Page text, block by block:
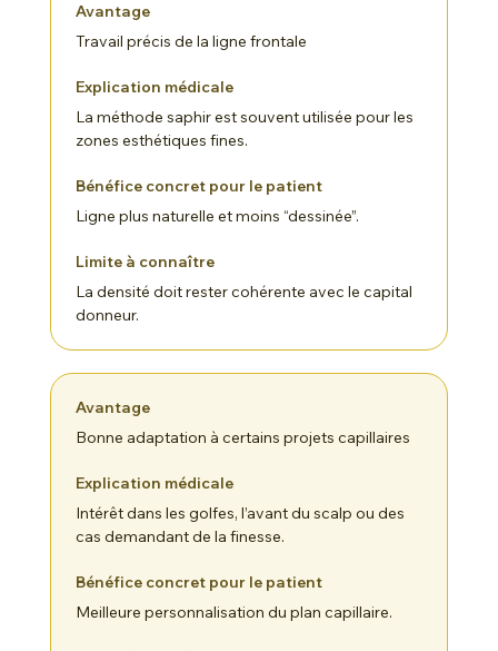
Travail précis de la ligne frontale
La méthode saphir est souvent utilisée pour les
zones esthétiques fines.
Ligne plus naturelle et moins “dessinée”.
La densité doit rester cohérente avec le capital
donneur.
Bonne adaptation à certains projets capillaires
Intérêt dans les golfes, l’avant du scalp ou des
cas demandant de la finesse.
Meilleure personnalisation du plan capillaire.